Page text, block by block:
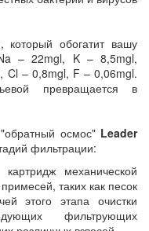
который обогатит вашу
– 22mgl, K – 8,5mgl,
Cl – 0,8mgl, F – 0,06mgl.
превращается в
осмос" Leader
фильтрации:
механической
таких как песок
этого этапа очистки
фильтрующих